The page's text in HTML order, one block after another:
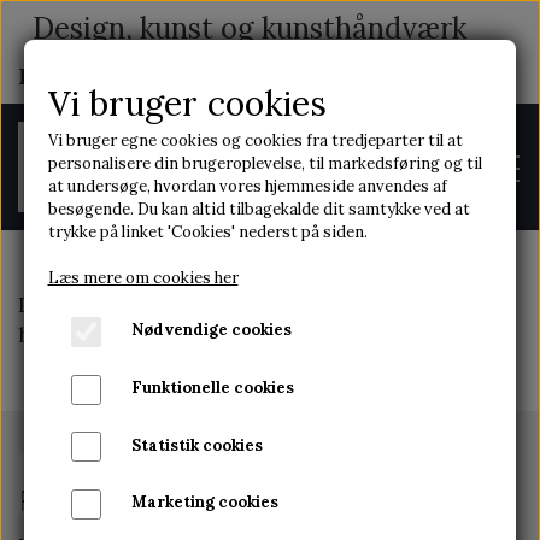
Design, kunst og kunsthåndværk
med indhold og historie
FORSIDE
KONTAKT
Denne funktion er ikke tilgængelig med et
hjemmeside abonnement
Vi bruger cookies
Vi bruger egne cookies og cookies fra tredjeparter til at
personalisere din brugeroplevelse, til markedsføring og til
at undersøge, hvordan vores hjemmeside anvendes af
besøgende. Du kan altid tilbagekalde dit samtykke ved at
trykke på linket 'Cookies' nederst på siden.
Læs mere om cookies her
Nødvendige cookies
Funktionelle cookies
Statistik cookies
Marketing cookies